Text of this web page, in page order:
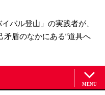
バル登山」の実践者が、
盾のなかにある“道具へ